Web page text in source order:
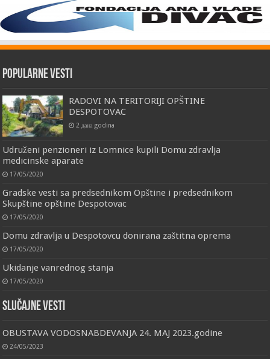
Popularne vesti
RADOVI NA TERITORIJI OPŠTINE
DESPOTOVAC
2 дана godina
Udruženi penzioneri iz Lomnice kupili Domu zdravlja
medicinske aparate
17/05/2020
Gradske vesti sa predsednikom Opštine i predsednikom
Skupštine opštine Despotovac
17/05/2020
Domu zdravlja u Despotovcu donirana zaštitna oprema
17/05/2020
Ukidanje vanrednog stanja
17/05/2020
Slučajne vesti
OBUSTAVA VODOSNABDEVANJA 24. MAJ 2023.godine
24/05/2023